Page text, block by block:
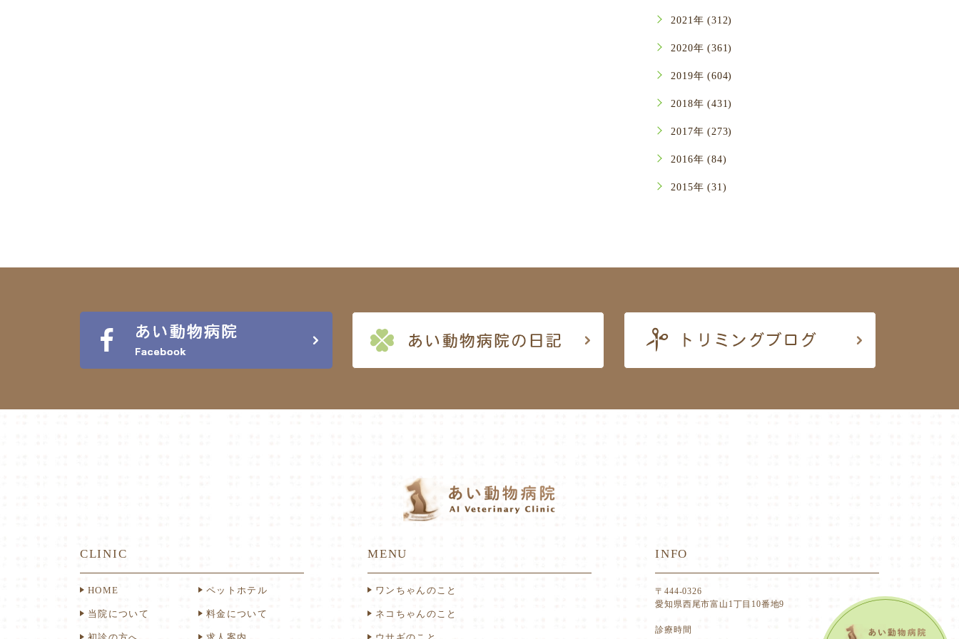
2021年 (312)
2020年 (361)
2019年 (604)
2018年 (431)
2017年 (273)
2016年 (84)
2015年 (31)
CLINIC
HOME
当院について
ペットホテル
料金について
MENU
ワンちゃんのこと
ネコちゃんのこと
INFO
〒444-0326
愛知県西尾市富山1丁目10番地9
診療時間